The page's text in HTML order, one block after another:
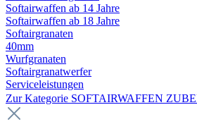
Softairwaffen ab 14 Jahre
Softairwaffen ab 18 Jahre
Softairgranaten
40mm
Wurfgranaten
Softairgranatwerfer
Serviceleistungen
Zur Kategorie SOFTAIRWAFFEN